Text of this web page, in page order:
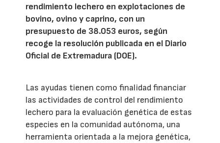
rendimiento lechero en explotaciones de
bovino, ovino y caprino, con un
presupuesto de 38.053 euros, según
recoge la resolución publicada en el Diario
Oficial de Extremadura (DOE).
Las ayudas tienen como finalidad financiar
las actividades de control del rendimiento
lechero para la evaluación genética de estas
especies en la comunidad autónoma, una
herramienta orientada a la mejora genética,